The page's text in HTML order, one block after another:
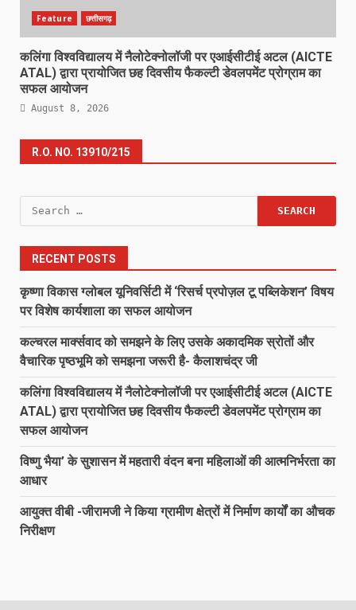
Feature छत्तीसगढ़
कलिंगा विश्वविद्यालय में नैलोटेक्नोलॉजी पर एआईसीटीई अटल (AICTE
ATAL) द्वारा प्रायोजित छह दिवसीय फैकल्टी डेवलपमेंट प्रोग्राम का
सफल आयोजन
August 8, 2026
R.O. NO. 13910/215
Search
for:
RECENT POSTS
कृष्णा विकास ग्लोबल यूनिवर्सिटी में ‘रिसर्च प्रपोज़ल टू पब्लिकेशन’ विषय
पर विशेष कार्यशाला का सफल आयोजन
कल्चरल मार्क्सवाद को समझने के लिए उसके अकादमिक स्रोतों और
वैचारिक पृष्ठभूमि को समझना जरूरी है- कैलाशचंद्र जी
कलिंगा विश्वविद्यालय में नैलोटेक्नोलॉजी पर एआईसीटीई अटल (AICTE
ATAL) द्वारा प्रायोजित छह दिवसीय फैकल्टी डेवलपमेंट प्रोग्राम का
सफल आयोजन
विष्णु भैया’ के सुशासन में महतारी वंदन बना महिलाओं की आत्मनिर्भरता का
आधार
आयुक्त वीबी -जीरामजी ने किया ग्रामीण क्षेत्रों में निर्माण कार्यों का औचक
निरीक्षण